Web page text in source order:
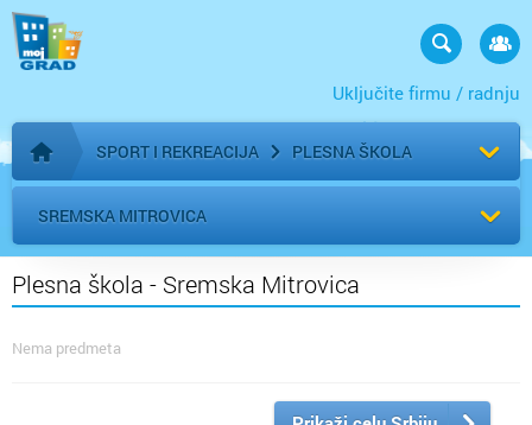
Uključite firmu / radnju
Početna stranica
SPORT I REKREACIJA PLESNA ŠKOLA
SREMSKA MITROVICA
Plesna škola - Sremska Mitrovica
Nema predmeta